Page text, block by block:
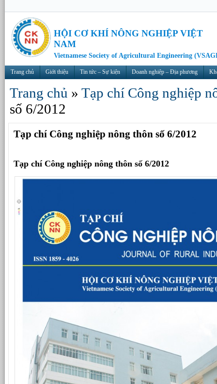
HỘI CƠ KHÍ NÔNG NGHIỆP VIỆT
NAM
Vietnamese Society of Agricultural Engineering
Trang chủ Giới thiệu Tin tức – Sự kiện Doanh nghiệp – Địa phương
Trang chủ » Tạp chí Công nghiệp
số 6/2012
Tạp chí Công nghiệp nông thôn số 6/2012
Tạp chí Công nghiệp nông thôn số 6/2012